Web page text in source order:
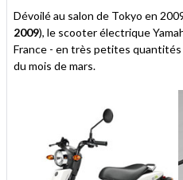
Dévoilé au salon de Tokyo en
2009), le scooter électrique
France - en très petites
du mois de mars.